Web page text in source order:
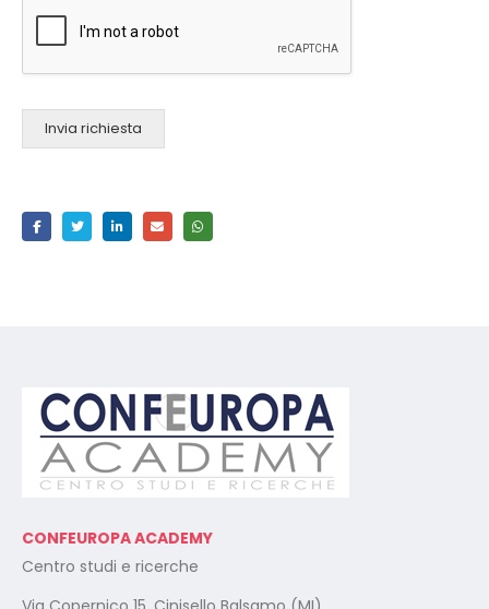
Invia richiesta
CONFEUROPA ACADEMY
Centro studi e ricerche